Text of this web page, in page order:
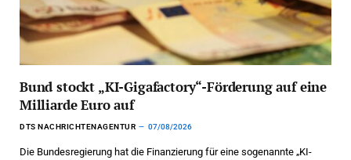
Bund stockt „KI-Gigafactory“-Förderung auf eine
Milliarde Euro auf
DTS NACHRICHTENAGENTUR 07/08/2026
Die Bundesregierung hat die Finanzierung für eine sogenannte „KI-